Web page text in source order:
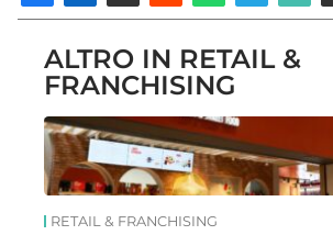
ALTRO IN RETAIL &
FRANCHISING
RETAIL & FRANCHISING